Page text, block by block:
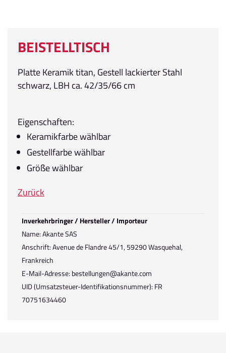
BEISTELLTISCH
Platte Keramik titan, Gestell lackierter Stahl
schwarz, LBH ca. 42/35/66 cm
Eigenschaften:
Keramikfarbe wählbar
Gestellfarbe wählbar
Größe wählbar
Zurück
Inverkehrbringer / Hersteller / Importeur
Name: Akante SAS
Anschrift: Avenue de Flandre 45/1, 59290 Wasquehal,
Frankreich
E-Mail-Adresse: bestellungen@akante.com
UID (Umsatzsteuer-Identifikationsnummer): FR
70751634460